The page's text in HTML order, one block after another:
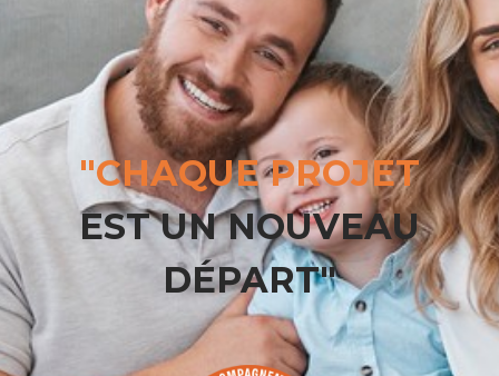
"CHAQUE PROJET
EST UN NOUVEAU
DÉPART"